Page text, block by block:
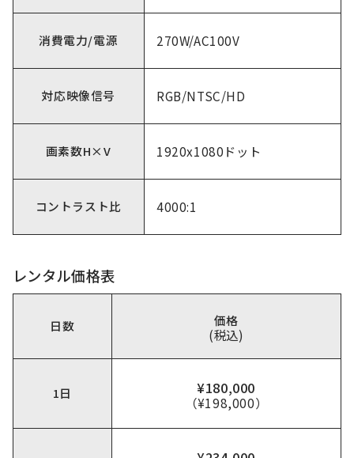
消費電力/電源 270W/AC100V
対応映像信号 RGB/NTSC/HD
画素数H×V 1920x1080ドット
コントラスト比 4000:1
レンタル価格表
日数 価格
(税込)
1日 ¥180,000
（¥198,000）